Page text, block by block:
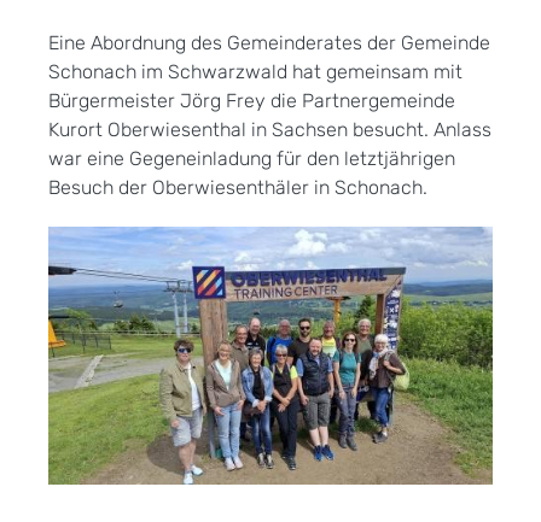
Eine Abordnung des Gemeinderates der Gemeinde
Schonach im Schwarzwald hat gemeinsam mit
Bürgermeister Jörg Frey die Partnergemeinde
Kurort Oberwiesenthal in Sachsen besucht. Anlass
war eine Gegeneinladung für den letztjährigen
Besuch der Oberwiesenthäler in Schonach.